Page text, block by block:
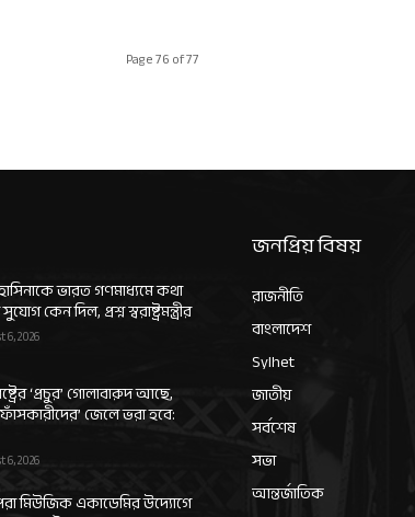
Page 76 of 77
ভারত গণমাধ্যমে কথা
কেন দিল, প্রশ্ন স্বরাষ্ট্রমন্ত্রীর
2026
‘প্রচুর’ গোলাবারুদ আছে,
জেলে ভরা হবে:
2026
মিউজিক একাডেমির উদ্যোগে
জনপ্রিয় বিষয়
রাজনীতি
বাংলাদেশ
Sylhet
জাতীয়
সর্বশেষ
সভা
আন্তর্জাতিক